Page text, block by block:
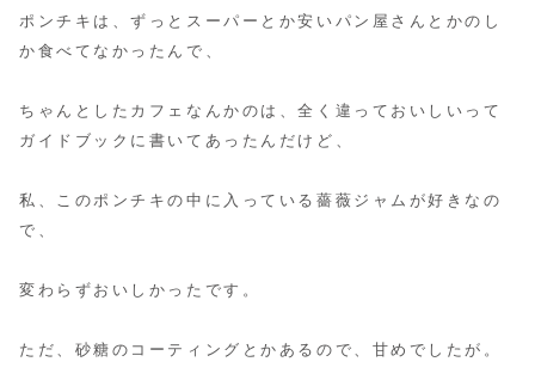
ポンチキは、ずっとスーパーとか安いパン屋さんとかのし
か食べてなかったんで、
ちゃんとしたカフェなんかのは、全く違っておいしいって
ガイドブックに書いてあったんだけど、
私、このポンチキの中に入っている薔薇ジャムが好きなの
で、
変わらずおいしかったです。
ただ、砂糖のコーティングとかあるので、甘めでしたが。